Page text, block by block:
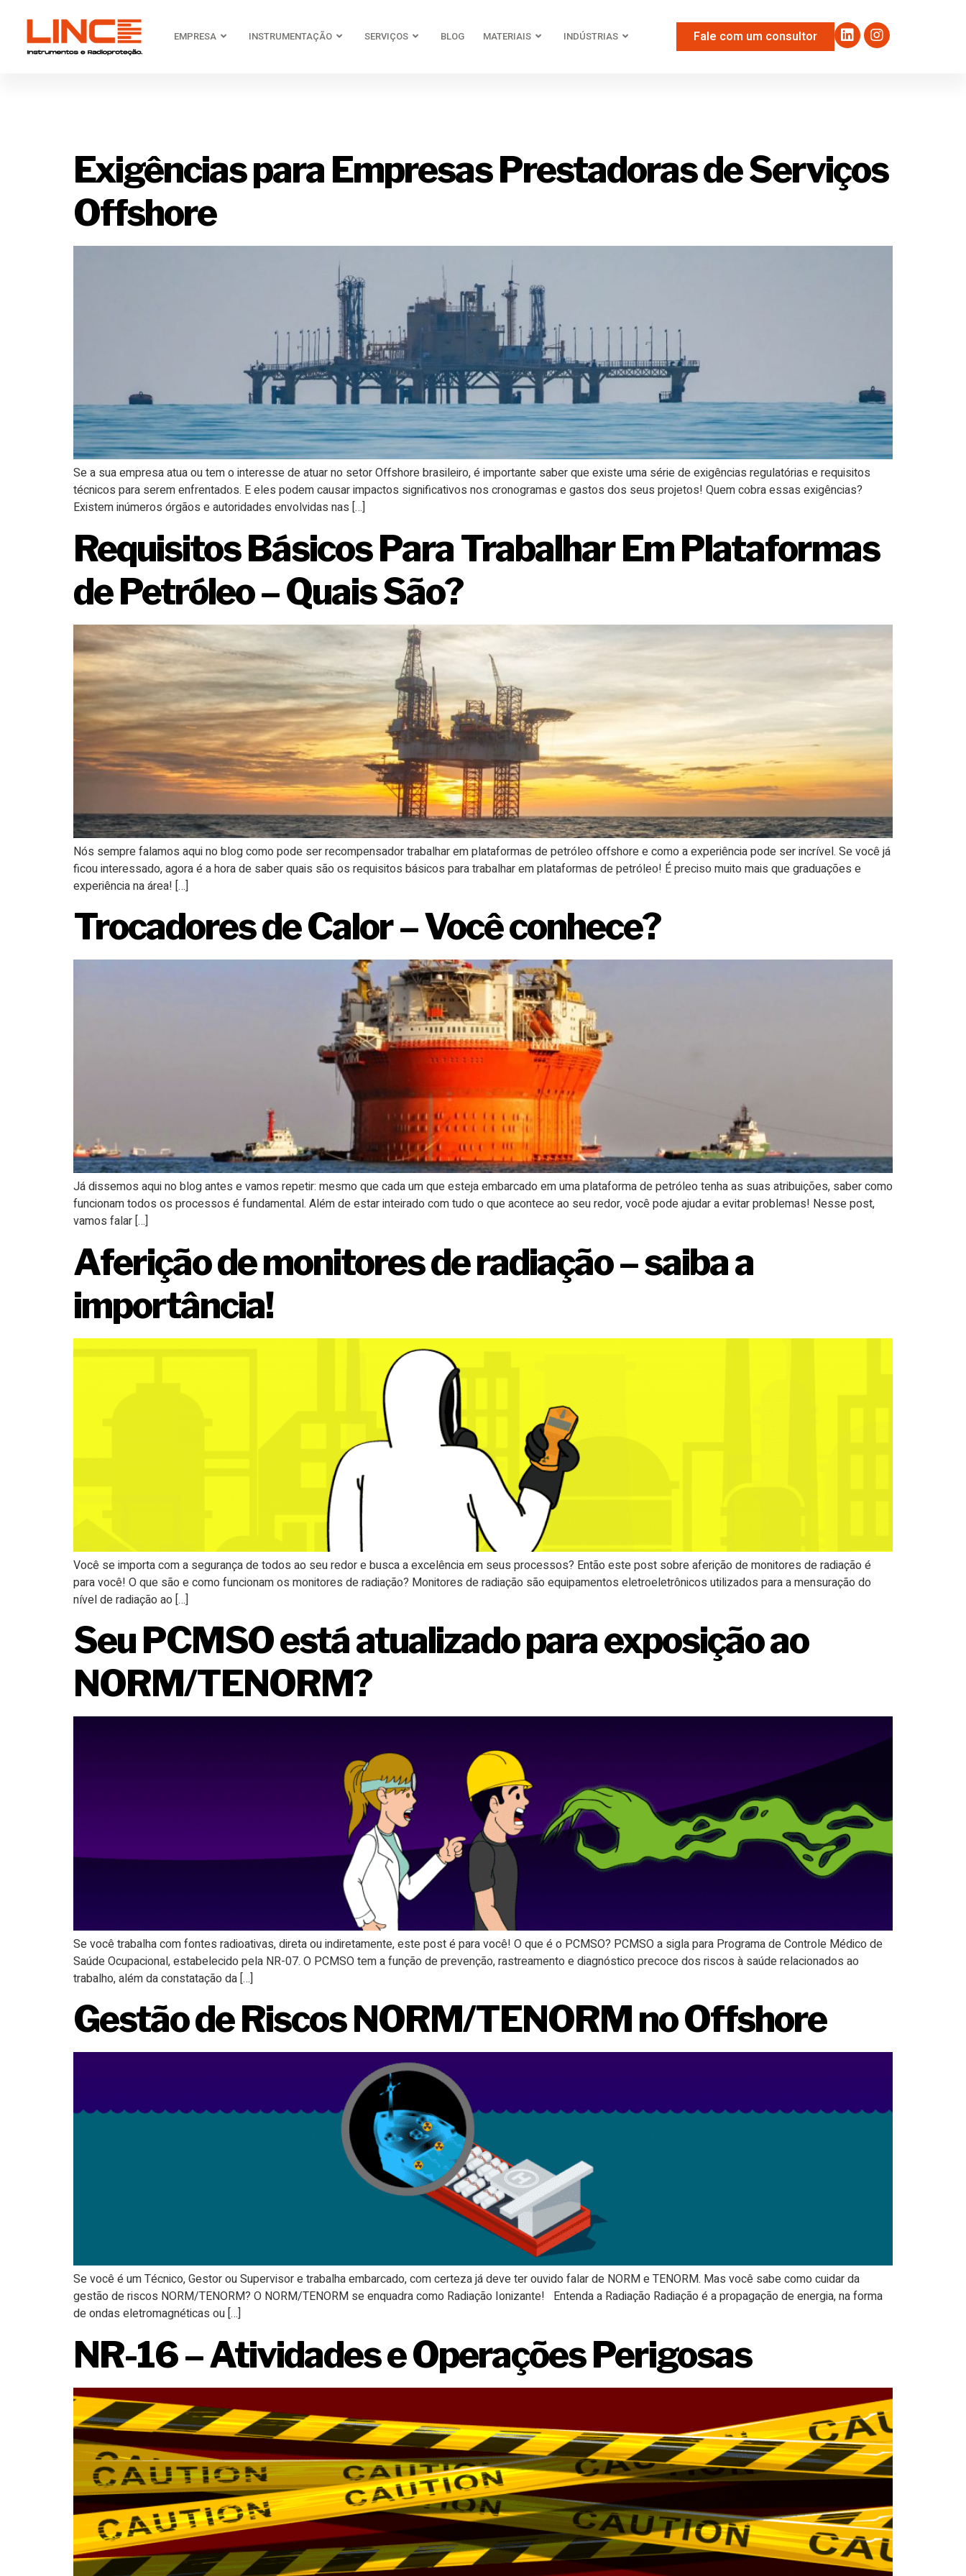
EMPRESA INSTRUMENTAÇÃO SERVIÇOS BLOG MATERIAIS INDÚSTRIAS Fale com um consultor
Exigências para Empresas Prestadoras de Serviços
Offshore
Se a sua empresa atua ou tem o interesse de atuar no setor Offshore brasileiro, é importante saber que existe uma série de exigências regulatórias e requisitos
técnicos para serem enfrentados. E eles podem causar impactos significativos nos cronogramas e gastos dos seus projetos! Quem cobra essas exigências?
Existem inúmeros órgãos e autoridades envolvidas nas […]
Requisitos Básicos Para Trabalhar Em Plataformas
de Petróleo – Quais São?
Nós sempre falamos aqui no blog como pode ser recompensador trabalhar em plataformas de petróleo offshore e como a experiência pode ser incrível. Se você já
ficou interessado, agora é a hora de saber quais são os requisitos básicos para trabalhar em plataformas de petróleo! É preciso muito mais que graduações e
experiência na área! […]
Trocadores de Calor – Você conhece?
Já dissemos aqui no blog antes e vamos repetir: mesmo que cada um que esteja embarcado em uma plataforma de petróleo tenha as suas atribuições, saber como
funcionam todos os processos é fundamental. Além de estar inteirado com tudo o que acontece ao seu redor, você pode ajudar a evitar problemas! Nesse post,
vamos falar […]
Aferição de monitores de radiação – saiba a
importância!
Você se importa com a segurança de todos ao seu redor e busca a excelência em seus processos? Então este post sobre aferição de monitores de radiação é
para você! O que são e como funcionam os monitores de radiação? Monitores de radiação são equipamentos eletroeletrônicos utilizados para a mensuração do
nível de radiação ao […]
Seu PCMSO está atualizado para exposição ao
NORM/TENORM?
Se você trabalha com fontes radioativas, direta ou indiretamente, este post é para você! O que é o PCMSO? PCMSO a sigla para Programa de Controle Médico de
Saúde Ocupacional, estabelecido pela NR-07. O PCMSO tem a função de prevenção, rastreamento e diagnóstico precoce dos riscos à saúde relacionados ao
trabalho, além da constatação da […]
Gestão de Riscos NORM/TENORM no Offshore
Se você é um Técnico, Gestor ou Supervisor e trabalha embarcado, com certeza já deve ter ouvido falar de NORM e TENORM. Mas você sabe como cuidar da
gestão de riscos NORM/TENORM? O NORM/TENORM se enquadra como Radiação Ionizante! Entenda a Radiação Radiação é a propagação de energia, na forma
de ondas eletromagnéticas ou […]
NR-16 – Atividades e Operações Perigosas